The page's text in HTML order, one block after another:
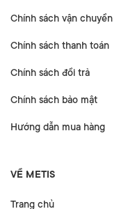
Chính sách vận chuyển
Chính sách thanh toán
Chính sách đổi trả
Chính sách bảo mật
Hướng dẫn mua hàng
VỀ METIS
Trang chủ